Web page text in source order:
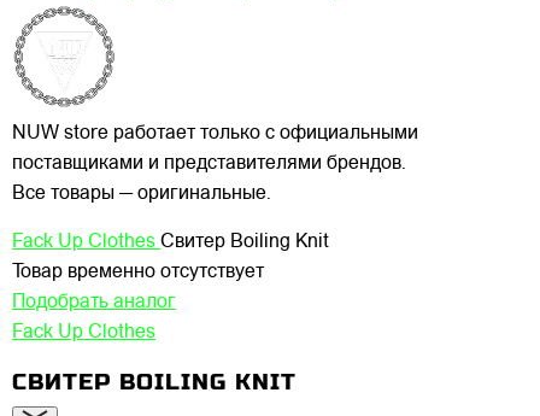
NUW store работает только с официальными
поставщиками и представителями брендов.
Все товары — оригинальные.
Fack Up Clothes Свитер Boiling Knit
Товар временно отсутствует
Подобрать аналог
Fack Up Clothes
СВИТЕР BOILING KNIT